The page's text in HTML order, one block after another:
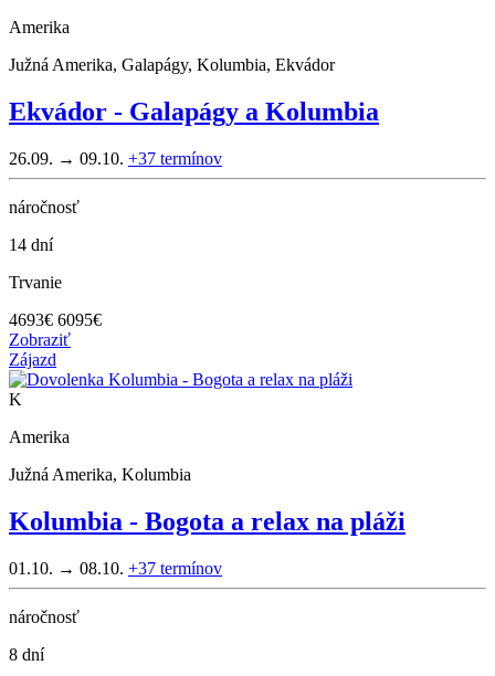
Amerika
Južná Amerika, Galapágy, Kolumbia, Ekvádor
Ekvádor - Galapágy a Kolumbia
26.09. → 09.10. +37 termínov
náročnosť
14 dní
Trvanie
4693€ 6095€
Zobraziť
Zájazd
K
Amerika
Južná Amerika, Kolumbia
Kolumbia - Bogota a relax na pláži
01.10. → 08.10. +37 termínov
náročnosť
8 dní